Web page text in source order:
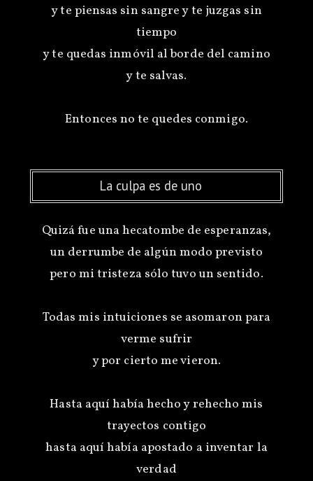
y te piensas sin sangre y te juzgas sin
tiempo
y te quedas inmóvil al borde del camino
y te salvas.
La culpa es de uno
Quizá fue una hecatombe de esperanzas,
un derrumbe de algún modo previsto
pero mi tristeza sólo tuvo un sentido.
Todas mis intuiciones se asomaron para
verme sufrir
y por cierto me vieron.
Hasta aquí había hecho y rehecho mis
trayectos contigo
hasta aquí había apostado a inventar la
verdad